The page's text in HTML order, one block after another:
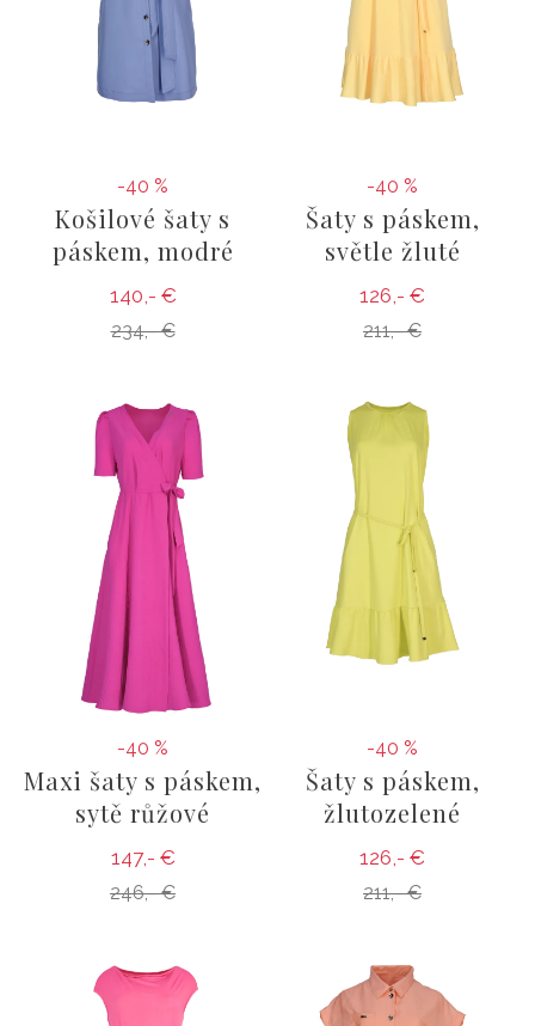
-40 %
Košilové šaty s
páskem, modré
140,- €
234,- €
-40 %
Šaty s páskem,
světle žluté
126,- €
211,- €
-40 %
Maxi šaty s páskem,
sytě růžové
147,- €
246,- €
-40 %
Šaty s páskem,
žlutozelené
126,- €
211,- €